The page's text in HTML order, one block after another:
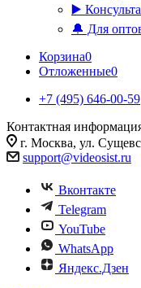
▶️
🔔 Для
Корзина0
Отложенные0
+7 (495) 646-00-59
Контактная
г. Москва, ул.
support@videosist.ru
Вконтакте
Telegram
YouTube
WhatsApp
Яндекс.Дзен